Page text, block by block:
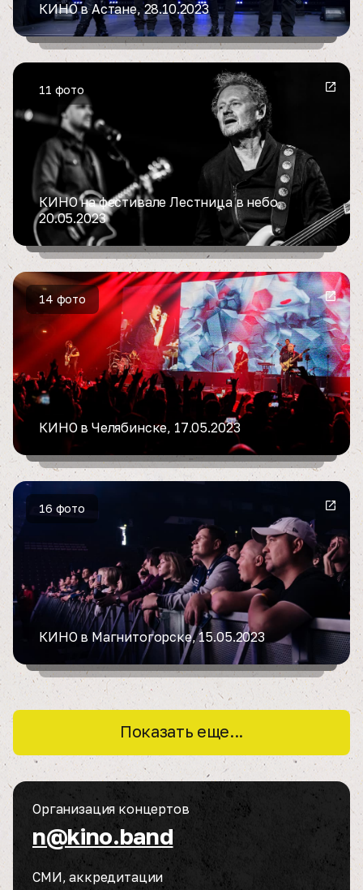
КИНО в Астане, 28.10.2023
КИНО на фестивале Лестница в небо,
20.05.2023
11 фото
КИНО в Челябинске, 17.05.2023
14 фото
КИНО в Магнитогорске, 15.05.2023
16 фото
Показать еще...
Организация концертов
n@kino.band
СМИ, аккредитации